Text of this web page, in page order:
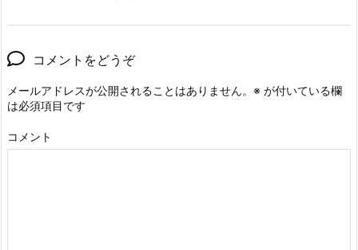
コメントをどうぞ
メールアドレスが公開されることはありません。 ※ が付いている欄
は必須項目です
コメント